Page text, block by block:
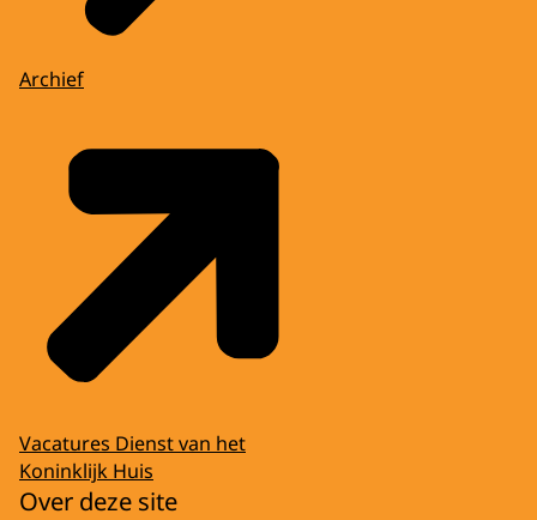
Archief
Vacatures Dienst van het
Koninklijk Huis
Over deze site